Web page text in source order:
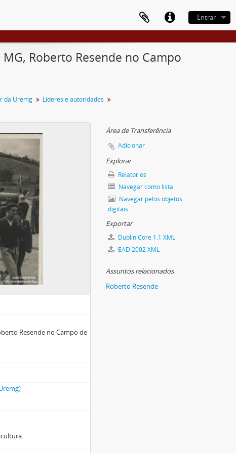
Entrar
Roberto Resende no Campo
da Uremg
Lideres e autoridades
Resende no Campo de
Área de Transferência
Adicionar
Explorar
Relatórios
Navegar como lista
Navegar pelos objetos
digitais
Exportar
Dublin Core 1.1 XML
EAD 2002 XML
Assuntos relacionados
Roberto Resende